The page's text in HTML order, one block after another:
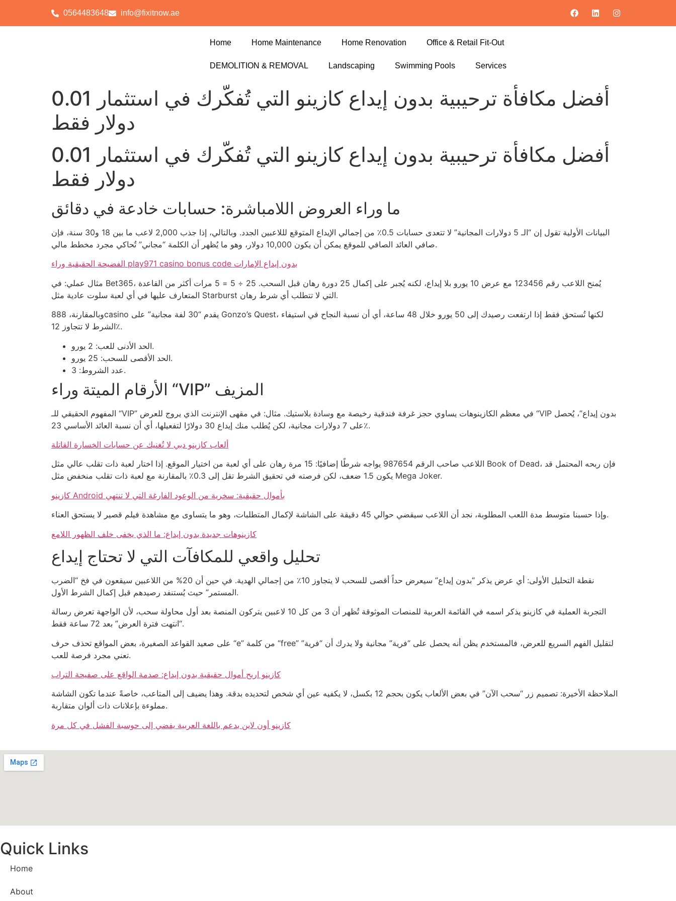
0564483648 info@fixitnow.ae
Home Home Maintenance Home Renovation Office & Retail Fit-Out
DEMOLITION & REMOVAL Landscaping Swimming Pools Services
أفضل مكافأة ترحيبية بدون إيداع كازينو التي تُفكّرك في استثمار 0.01
دولار فقط
أفضل مكافأة ترحيبية بدون إيداع كازينو التي تُفكّرك في استثمار 0.01
دولار فقط
ما وراء العروض اللامباشرة: حسابات خادعة في دقائق
البيانات الأولية تقول إن “الـ 5 دولارات المجانية” لا تتعدى حسابات 0.5٪ من إجمالي الإيداع المتوقع لللاعبين الجدد. وبالتالي، إذا جذب 2,000 لاعب ما بين 18 و30 سنة، فإن
صافي العائد الصافي للموقع يمكن أن يكون 10,000 دولار، وهو ما يُظهر أن الكلمة “مجاني” تُحاكي مجرد مخطط مالي.
الفضيحة الحقيقية وراء play971 casino bonus code بدون إيداع الإمارات
مثال عملي: في Bet365، يُمنح اللاعب رقم 123456 مع عرض 10 يورو بلا إيداع، لكنه يُجبر على إكمال 25 دورة رهان قبل السحب. 25 ÷ 5 = 5 مرات أكثر من القاعدة
المتعارف عليها في أي لعبة سلوت عادية مثل Starburst التي لا تتطلب أي شرط رهان.
وبالمقارنة، 888casino يقدم “30 لفة مجانية” على Gonzo’s Quest، لكنها تُستحق فقط إذا ارتفعت رصيدك إلى 50 يورو خلال 48 ساعة، أي أن نسبة النجاح في استيفاء
الشرط لا تتجاوز 12٪.
الحد الأدنى للعب: 2 يورو.
الحد الأقصى للسحب: 25 يورو.
عدد الشروط: 3.
الأرقام الميتة وراء “VIP” المزيف
المفهوم الحقيقي للـ “VIP” في معظم الكازينوهات يساوي حجز غرفة فندقية رخيصة مع وسادة بلاستيك. مثال: في مقهى الإنترنت الذي يروج للعرض “VIP بدون إيداع”، يُحصل
على 7 دولارات مجانية، لكن يُطلب منك إيداع 30 دولارًا لتفعيلها، أي أن نسبة العائد الأساسي 23٪.
ألعاب كازينو دبي لا تُغنيك عن حسابات الخسارة القاتلة
اللاعب صاحب الرقم 987654 يواجه شرطًا إضافيًا: 15 مرة رهان على أي لعبة من اختيار الموقع. إذا اختار لعبة ذات تقلب عالي مثل Book of Dead، فإن ربحه المحتمل قد
يكون 1.5 ضعف، لكن فرصته في تحقيق الشرط تقل إلى 0.3٪ بالمقارنة مع لعبة ذات تقلب منخفض مثل Mega Joker.
كازينو Android بأموال حقيقية: سخرية من الوعود الفارغة التي لا تنتهي
وإذا حسبنا متوسط مدة اللعب المطلوبة، نجد أن اللاعب سيقضي حوالي 45 دقيقة على الشاشة لإكمال المتطلبات، وهو ما يتساوى مع مشاهدة فيلم قصير لا يستحق العناء.
كازينوهات جديدة بدون إيداع: ما الذي يخفى خلف الظهور اللامع
تحليل واقعي للمكافآت التي لا تحتاج إيداع
نقطة التحليل الأولى: أي عرض يذكر “بدون إيداع” سيعرض حداً أقصى للسحب لا يتجاوز 10٪ من إجمالي الهدية. في حين أن 20% من اللاعبين سيقعون في فخ “الضرب
المستمر” حيث يُستنفد رصيدهم قبل إكمال الشرط الأول.
التجربة العملية في كازينو يذكر اسمه في القائمة العربية للمنصات الموثوقة تُظهر أن 3 من كل 10 لاعبين يتركون المنصة بعد أول محاولة سحب، لأن الواجهة تعرض رسالة
“انتهت فترة العرض” بعد 72 ساعة فقط.
على صعيد القواعد الصغيرة، بعض المواقع تحذف حرف “e” من كلمة “free” لتقليل الفهم السريع للعرض، فالمستخدم يظن أنه يحصل على “فرية” مجانية ولا يدرك أن “فرية”
تعني مجرد فرصة للعب.
كازينو اربح أموال حقيقية بدون إيداع: صدمة الواقع على صفيحة التراب
الملاحظة الأخيرة: تصميم زر “سحب الآن” في بعض الألعاب يكون بحجم 12 بكسل، لا يكفيه عين أي شخص لتحديده بدقة. وهذا يضيف إلى المتاعب، خاصةً عندما تكون الشاشة
مملوءة بإعلانات ذات ألوان متقاربة.
كازينو أون لاين بدعم باللغة العربية يفضي إلى حوسبة الفشل في كل مرة
Quick Links
Home
About